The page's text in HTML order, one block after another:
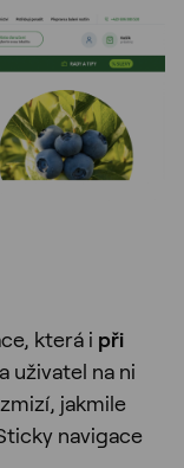
která i při
a uživatel na ni
jakmile
navigace